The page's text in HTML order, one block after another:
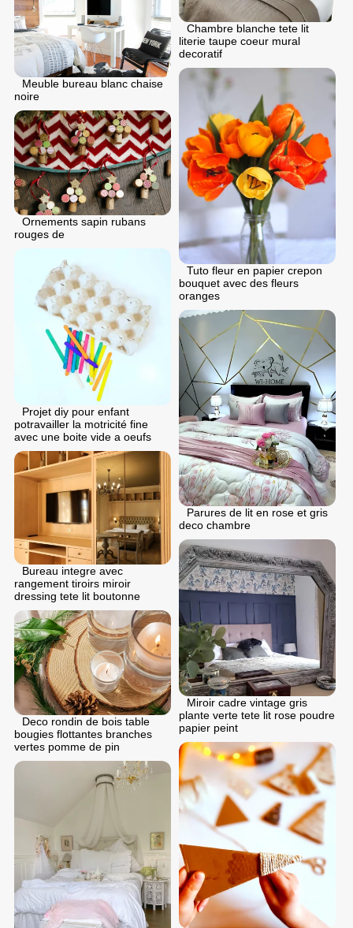
Chambre blanche tete lit
literie taupe coeur mural
decoratif
Meuble bureau blanc chaise
noire
Tuto fleur en papier crepon
bouquet avec des fleurs
oranges
Ornements sapin rubans
rouges de
Projet diy pour enfant
potravailler la motricité fine
avec une boite vide a oeufs
Parures de lit en rose et gris
deco chambre
Bureau integre avec
rangement tiroirs miroir
dressing tete lit boutonne
Miroir cadre vintage gris
plante verte tete lit rose poudre
papier peint
Deco rondin de bois table
bougies flottantes branches
vertes pomme de pin